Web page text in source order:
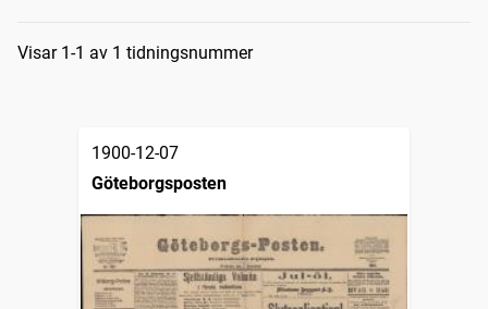
Sökresultat
Visar 1-1 av 1 tidningsnummer
1900-12-07
Göteborgsposten